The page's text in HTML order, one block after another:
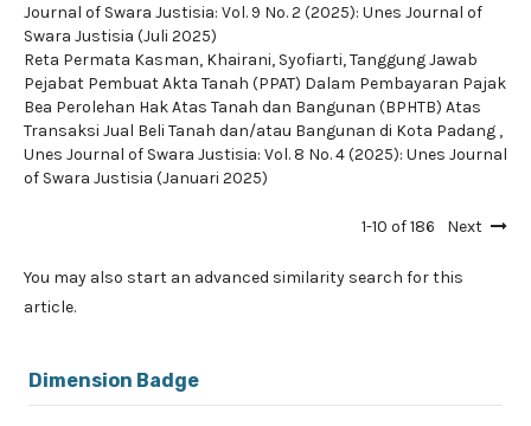
Journal of Swara Justisia: Vol. 9 No. 2 (2025): Unes Journal of
Swara Justisia (Juli 2025)
Reta Permata Kasman, Khairani, Syofiarti,Tanggung Jawab
Pejabat Pembuat Akta Tanah (PPAT) Dalam Pembayaran Pajak
Bea Perolehan Hak Atas Tanah dan Bangunan (BPHTB) Atas
Transaksi Jual Beli Tanah dan/atau Bangunan di Kota Padang ,
Unes Journal of Swara Justisia: Vol. 8 No. 4 (2025): Unes Journal
of Swara Justisia (Januari 2025)
1-10 of 186 Next
You may also start an advanced similarity search for this
article.
Dimension Badge